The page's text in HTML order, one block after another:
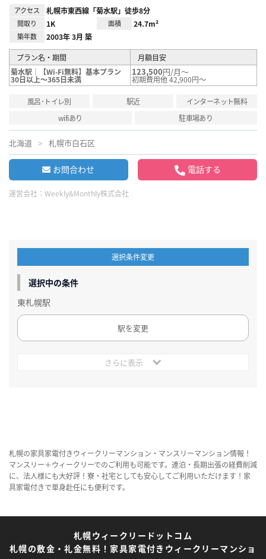
アクセス 札幌市東西線「菊水駅」徒歩8分
間取り 1K 面積 24.7m²
築年数 2003年 3月 築
プラン名・期間
月額目安
菊水駅｜【Wi-Fi無料】基本プラン
30日以上～365日未満
123,500円/月～
初期費用他 42,900円～
風呂･トイレ別 駅近
インターネット無料
wifiあり
駐車場あり
北海道 札幌市白石区
お問合わせ 電話する
運営会社： Weekly&Monthly株式会社
選択条件変更
選択中の条件
東札幌駅
駅を変更
さらに表示
札幌の家具家電付きウィークリーマンション・マンスリーマンション情報！
マンスリー＋ウィークリーでのご利用も可能です。連泊・長期出張の経費削減
に、法人様にも大好評！寮・社宅としても安心してご利用いただけます！家
具家電付きで単身赴任にも便利です。
札幌ウィークリードットコム
札幌の敷金・礼金無料！家具家電付きウィークリーマンショ